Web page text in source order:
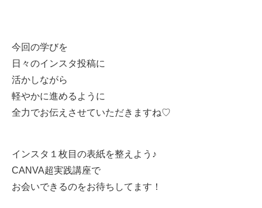
今回の学びを
日々のインスタ投稿に
活かしながら
軽やかに進めるように
全力でお伝えさせていただきますね♡
インスタ１枚目の表紙を整えよう ♪
CANVA超実践講座で
お会いできるのをお待ちしてます！